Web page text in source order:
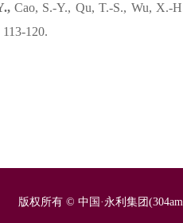
Cao, S.-Y., Qu, T.-S., Wu, X.-
113-120.
版权所有 © 中国·永利集团